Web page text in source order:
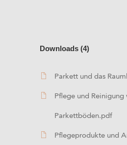
Downloads (4)
Parkett und das
Pflege und Reinigung
Parkettböden.pdf
Pflegeprodukte und